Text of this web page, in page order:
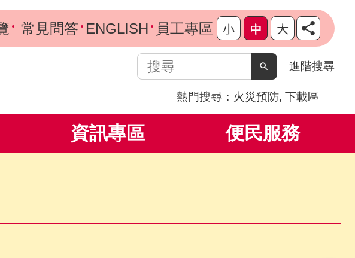
常見問答 ENGLISH 員工專區
搜
尋
進階搜尋
熱門搜尋： 火災預防 下載區
資訊專區 便民服務